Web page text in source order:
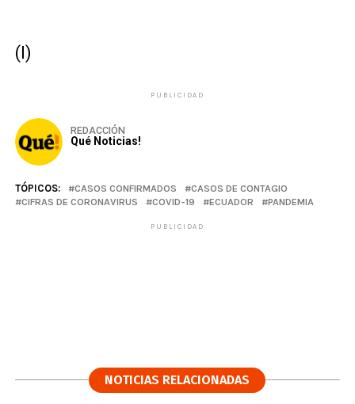
(I)
PUBLICIDAD
REDACCIÓN
Qué Noticias!
TÓPICOS: CASOS CONFIRMADOS
CASOS DE CONTAGIO
CIFRAS DE CORONAVIRUS
COVID-19 ECUADOR PANDEMIA
PUBLICIDAD
NOTICIAS RELACIONADAS